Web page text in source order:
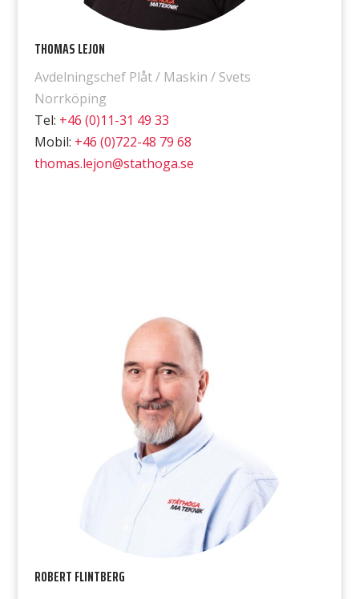
THOMAS LEJON
Avdelningschef Plåt / Maskin / Svets
Norrköping
Tel: +46 (0)11-31 49 33
Mobil: +46 (0)722-48 79 68
thomas.lejon@stathoga.se
ROBERT FLINTBERG